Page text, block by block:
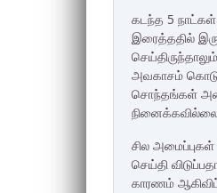
கடந்த 5 நாட்கள்
இரைத்ததில்
அவகாசம்
சொந்தங்கள்
சில
செய்தி
காரணம்